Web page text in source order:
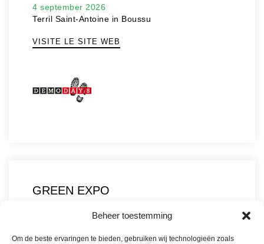
Beheer toestemming
Om de beste ervaringen te bieden, gebruiken wij technologieën zoals
4 september 2026
Terril Saint-Antoine in Boussu
VISITE LE SITE WEB
GREEN EXPO
VISITE LE SITE WEB